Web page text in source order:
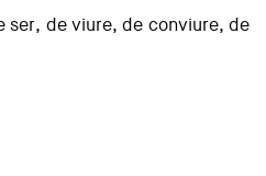
ser, de viure, de conviure, de